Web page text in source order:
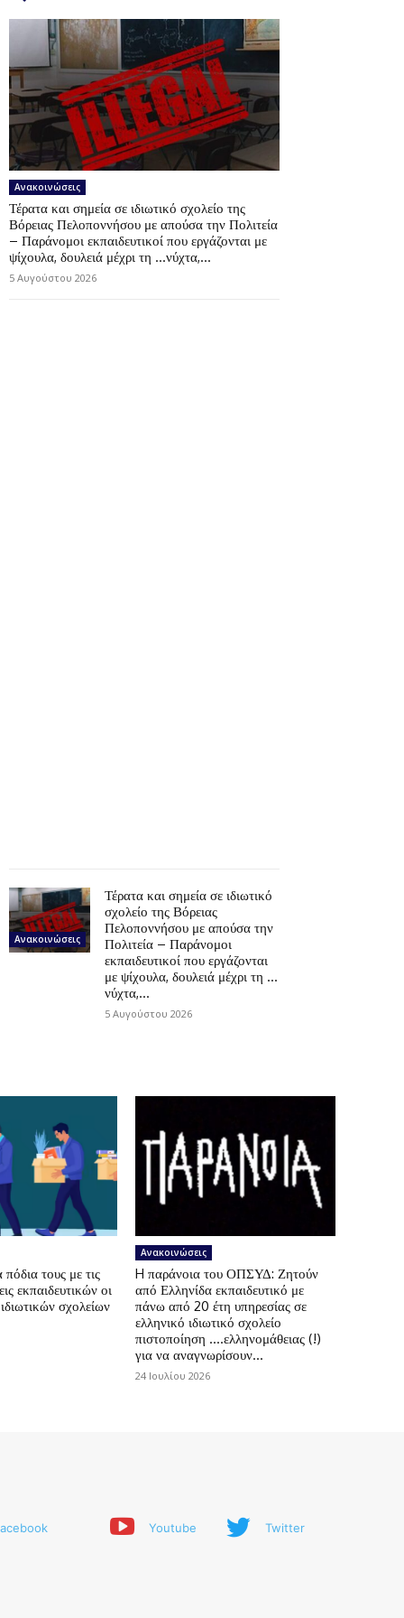
Ανακοινώσεις
Τέρατα και σημεία σε ιδιωτικό σχολείο της
Βόρειας Πελοποννήσου με απούσα την Πολιτεία
– Παράνομοι εκπαιδευτικοί που εργάζονται με
ψίχουλα, δουλειά μέχρι τη …νύχτα,...
5 Αυγούστου 2026
Ανακοινώσεις
Τέρατα και σημεία σε ιδιωτικό
σχολείο της Βόρειας
Πελοποννήσου με απούσα την
Πολιτεία – Παράνομοι
εκπαιδευτικοί που εργάζονται
με ψίχουλα, δουλειά μέχρι τη …
νύχτα,...
5 Αυγούστου 2026
τους με τις
εκπαιδευτικών οι
σχολείων
Ανακοινώσεις
H παράνοια του ΟΠΣΥΔ: Ζητούν
από Ελληνίδα εκπαιδευτικό με
πάνω από 20 έτη υπηρεσίας σε
ελληνικό ιδιωτικό σχολείο
πιστοποίηση ….ελληνομάθειας (!)
για να αναγνωρίσουν...
24 Ιουλίου 2026
Youtube Twitter